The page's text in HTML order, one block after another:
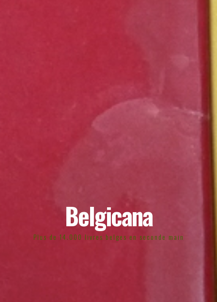
Belgicana
Plus de 14.000 livres belges en seconde main